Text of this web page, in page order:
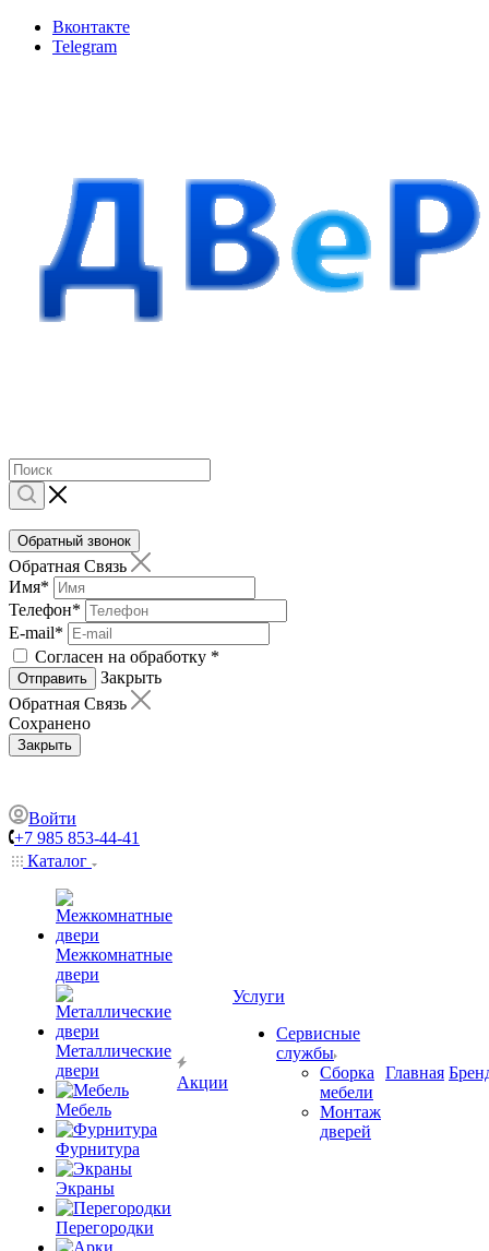
Вконтакте
Telegram
Обратный звонок
Обратная Связь
Имя*
Телефон*
E-mail*
Согласен на обработку *
Отправить
Закрыть
Обратная Связь
Сохранено
Закрыть
Войти
+7 985 853-44-41
Каталог
Межкомнатные
двери
Металлические
двери
Мебель
Фурнитура
Экраны
Перегородки
Акции
Услуги
Сервисные
службы
Сборка
мебели
Монтаж
дверей
Главная